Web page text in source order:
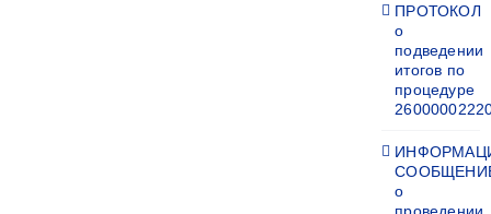
ПРОТОКОЛ
о
подведении
итогов по
процедуре
о